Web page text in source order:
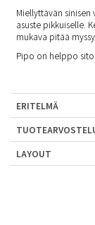
Miellyttävän sinisen
asuste pikkuiselle.
mukava pitää
Pipo on helppo
ERITELMÄ
LAYOUT